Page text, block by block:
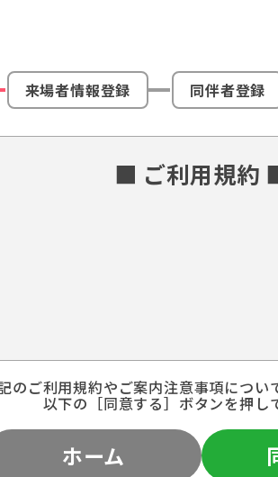
来場者情報登録 同伴者登録
■ ご利用規約
のご利用規約やご案内注意事項につい
以下の［同意する］ボタンを押し
ホーム